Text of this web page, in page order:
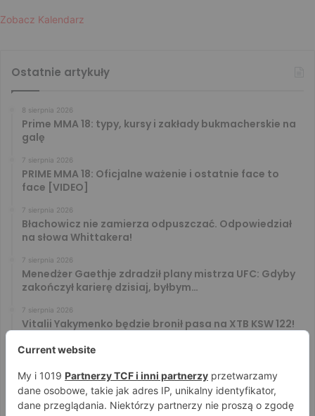
Zobacz Kalendarz
Ostatnie artykuły
8 sierpnia 2026
Prime MMA 18: typy, kursy i zakłady bukmacherskie na
galę
7 sierpnia 2026
PRIME MMA 18: Oficjalne ważenie i ostatnie face to
face [VIDEO]
7 sierpnia 2026
Błachowicz nie zamierza odpuszczać. Odpowiedział
na słowa Whittakera!
7 sierpnia 2026
Menedżer Gaethje zdradził plany mistrza UFC: Gdyby
zakończył karierę dzisiaj, byłbym…
7 sierpnia 2026
Vitalii Yakymenko będzie bronił pasa na XTB KSW 122!
Iwo Baraniewski wystąpi na UFC 331. Polak częścią
mocnej karty walk
6 sierpnia 2026